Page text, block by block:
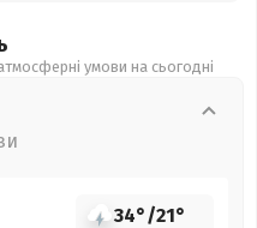
умови на сьогодні
34°/21°